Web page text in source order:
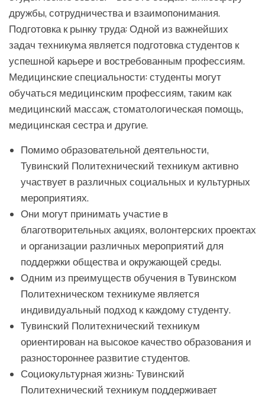
дружбы, сотрудничества и взаимопонимания.
Подготовка к рынку труда: Одной из важнейших
задач техникума является подготовка студентов к
успешной карьере и востребованным профессиям.
Медицинские специальности: студенты могут
обучаться медицинским профессиям, таким как
медицинский массаж, стоматологическая помощь,
медицинская сестра и другие.
Помимо образовательной деятельности,
Тувинский Политехнический техникум активно
участвует в различных социальных и культурных
мероприятиях.
Они могут принимать участие в
благотворительных акциях, волонтерских проектах
и организации различных мероприятий для
поддержки общества и окружающей среды.
Одним из преимуществ обучения в Тувинском
Политехническом техникуме является
индивидуальный подход к каждому студенту.
Тувинский Политехнический техникум
ориентирован на высокое качество образования и
разностороннее развитие студентов.
Социокультурная жизнь: Тувинский
Политехнический техникум поддерживает